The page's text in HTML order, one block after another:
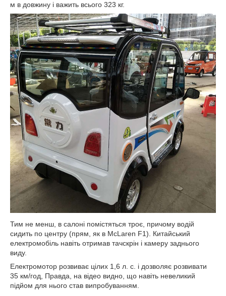
м в довжину і важить всього 323 кг.
Тим не менш, в салоні помістяться троє, причому водій
сидить по центру (прям, як в McLaren F1). Китайський
електромобіль навіть отримав тачскрін і камеру заднього
виду.
Електромотор розвиває цілих 1,6 л. с. і дозволяє розвивати
35 км/год, Правда, на відео видно, що навіть невеликий
підйом для нього став випробуванням.